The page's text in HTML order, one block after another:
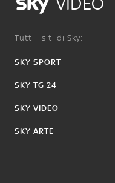
Tutti i siti di Sky:
SKY SPORT
SKY TG 24
SKY VIDEO
SKY ARTE